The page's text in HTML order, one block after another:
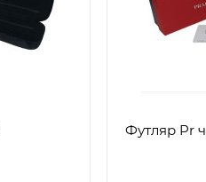
Футляр Pr